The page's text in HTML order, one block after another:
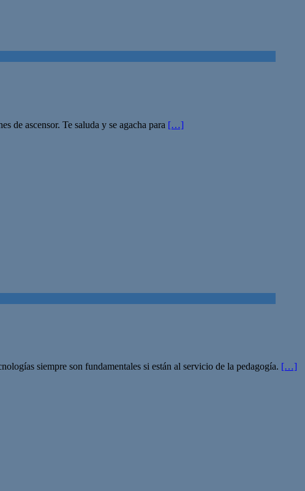
de ascensor. Te saluda y se agacha para […]
siempre son fundamentales si están al servicio de la pedagogía. […]